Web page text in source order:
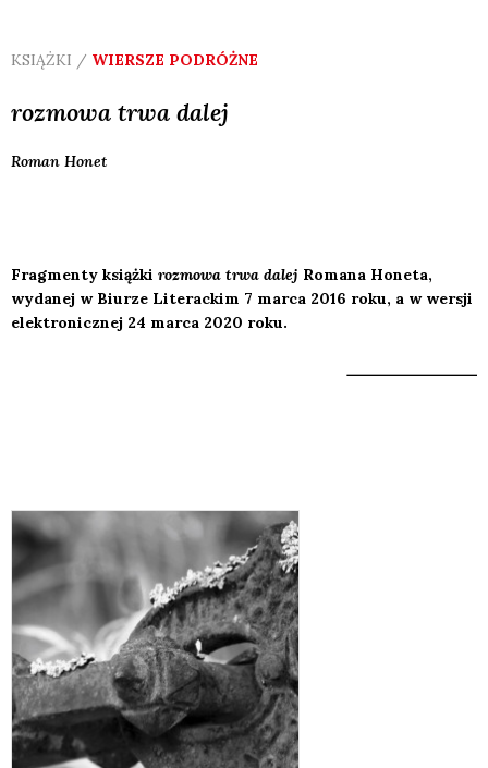
KSIĄŻKI / WIERSZE PODRÓŻNE
rozmowa trwa dalej
Roman Honet
Fragmenty książki rozmowa trwa dalej Romana Honeta,
wydanej w Biurze Literackim 7 marca 2016 roku, a w wersji
elektronicznej 24 marca 2020 roku.